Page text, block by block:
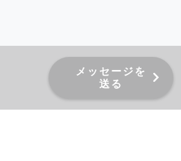
メッセージを
送る